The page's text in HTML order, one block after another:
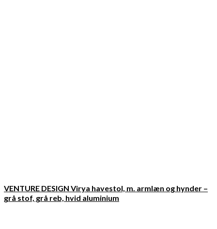
VENTURE DESIGN Virya havestol, m. armlæn og hynder –
grå stof, grå reb, hvid aluminium